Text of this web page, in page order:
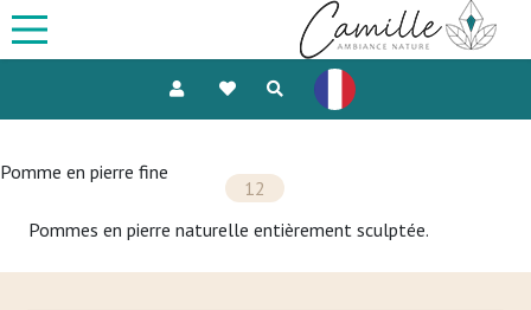
Pomme en pierre fine
12
Pommes en pierre naturelle entièrement sculptée.